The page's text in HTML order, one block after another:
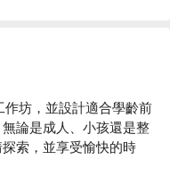
坊，並設計適合學齡前
論是成人、小孩還是整
索，並享受愉快的時